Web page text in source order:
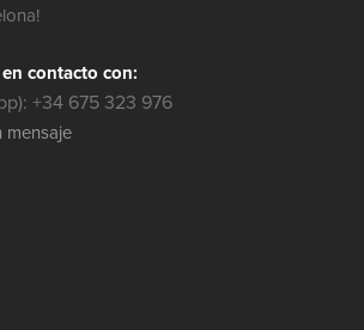
contacto con:
+34 675 323 976
mensaje